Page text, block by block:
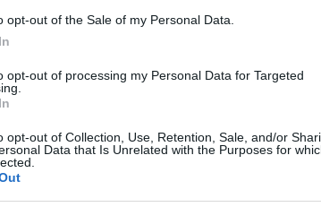
opt-out of the Sale of my Personal Data.
opt-out of processing my Personal Data for Targeted
opt-out of Collection, Use, Retention, Sale, and/or
Data that Is Unrelated with the Purposes for
παράνομη πηγή εσόδων από τους Κλίπερς
(video)